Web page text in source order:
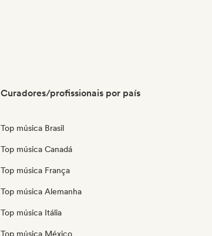
Curadores/profissionais por país
Top música Brasil
Top música Canadá
Top música França
Top música Alemanha
Top música Itália
Top música México